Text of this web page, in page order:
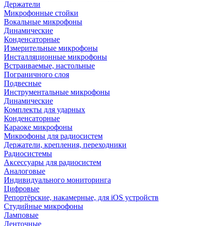
Держатели
Микрофонные стойки
Вокальные микрофоны
Динамические
Конденсаторные
Измерительные микрофоны
Инсталляционные микрофоны
Встраиваемые, настольные
Пограничного слоя
Подвесные
Инструментальные микрофоны
Динамические
Комплекты для ударных
Конденсаторные
Караоке микрофоны
Микрофоны для радиосистем
Держатели, крепления, переходники
Радиосистемы
Аксессуары для радиосистем
Аналоговые
Индивидуального мониторинга
Цифровые
Репортёрские, накамерные, для iOS устройств
Студийные микрофоны
Ламповые
Ленточные